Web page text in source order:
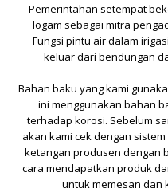
Pemerintahan setempat
logam sebagai mitra
Fungsi pintu air dalam
keluar dari bendungan
Bahan baku yang kami
ini menggunakan bahan
terhadap korosi. Sebelum
akan kami cek dengan
ketangan produsen dengan
cara mendapatkan produk
untuk memesan dan